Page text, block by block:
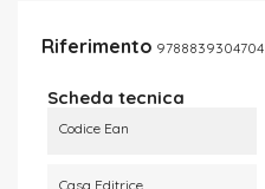
Riferimento 9788839304704
Scheda tecnica
Codice Ean
Casa Editrice